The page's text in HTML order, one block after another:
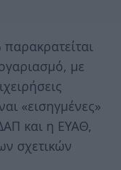
με
«εισηγμένες»
και η ΕΥΑΘ,
σχετικών